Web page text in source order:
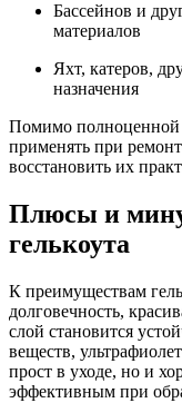
Бассейнов и
материалов
Яхт, катеров,
назначения
Помимо полноценной
применять при
восстановить их
Плюсы и
гелькоута
К преимуществам
долговечность,
слой становится
веществ,
прост в уходе, но и
эффективным при